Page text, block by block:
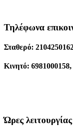
Τηλέφωνα
Σταθερό:
Κινητό:
Ώρες λειτουργίας